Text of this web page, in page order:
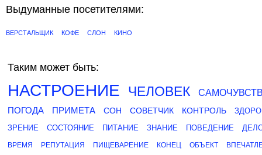
Выдуманные посетителями:
ВЕРСТАЛЬЩИК КОФЕ СЛОН КИНО
Таким может быть:
НАСТРОЕНИЕ ЧЕЛОВЕК
ПОГОДА
ПРИМЕТА СОН СОВЕТЧИК КОНТРОЛЬ
ЗРЕНИЕ
СОСТОЯНИЕ ПИТАНИЕ ЗНАНИЕ ПОВЕДЕНИЕ
ВРЕМЯ РЕПУТАЦИЯ ПИЩЕВАРЕНИЕ КОНЕЦ ОБЪЕКТ